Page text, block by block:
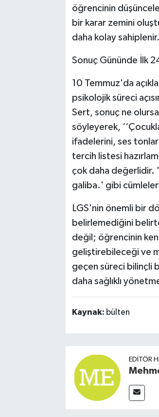
öğrencinin
bir karar zemini
daha kolay
Sonuç Gününde İlk
10 Temmuz'da
psikolojik süreci
Sert, sonuç ne
söyleyerek,
ifadelerini, ses
tercih listesi
çok daha değerlidir.
galiba.' gibi
LGS'nin önemli bir
belirlemediğini
değil; öğrencinin
geliştirebileceği ve
geçen süreci bilinçli
daha sağlıklı
Kaynak: bülten
EDITÖR